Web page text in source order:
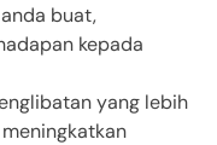
buat,
kepada
yang lebih